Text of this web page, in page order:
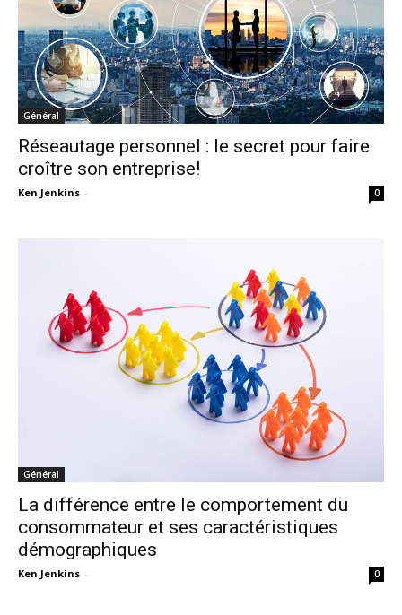
Général
Réseautage personnel : le secret pour faire
croître son entreprise!
Ken Jenkins - 0
Général
La différence entre le comportement du
consommateur et ses caractéristiques
démographiques
Ken Jenkins - 0